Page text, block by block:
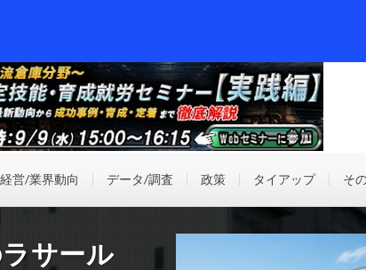
経営/業界動向 データ/調査 政策 タイアップ そ
サール